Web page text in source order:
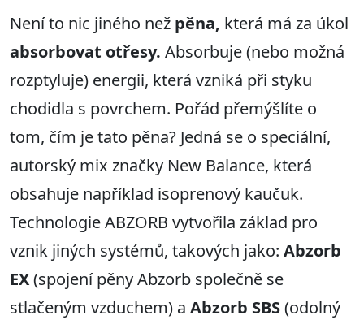
Není to nic jiného než pěna, která má za úkol
absorbovat otřesy. Absorbuje (nebo možná
rozptyluje) energii, která vzniká při styku
chodidla s povrchem. Pořád přemýšlíte o
tom, čím je tato pěna? Jedná se o speciální,
autorský mix značky New Balance, která
obsahuje například isoprenový kaučuk.
Technologie ABZORB vytvořila základ pro
vznik jiných systémů, takových jako: Abzorb
EX(spojení pěny Abzorb společně se
stlačeným vzduchem) a Abzorb SBS(odolný